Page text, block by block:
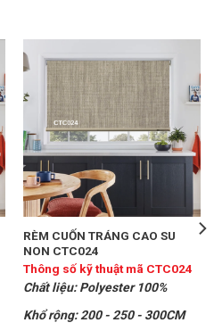
RÈM CUỐN TRÁNG CAO SU
NON CTC024
Thông số kỹ thuật mã CTC024
Chất liệu: Polyester 100%
Khổ rộng: 200 - 250 - 300CM